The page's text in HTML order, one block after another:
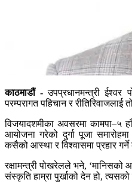
काठमाडौं - उपप्रधानमन्त्री ईश्वर
परम्परागत पहिचान र
विजयादशमीका अवसरमा कामपा–५
आयोजना गरेको दुर्गा पूजा
कसैको आस्था र विश्वासमा प्रहार
रक्षामन्त्री पोखरेलले भने, ‘मानिसको
संस्कृति हाम्रा पुर्खाको देन हो, त्यसको